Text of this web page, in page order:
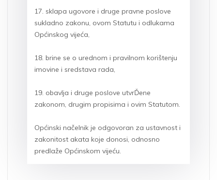
17. sklapa ugovore i druge pravne poslove
sukladno zakonu, ovom Statutu i odlukama
Općinskog vijeća,
18. brine se o urednom i pravilnom korištenju
imovine i sredstava rada,
19. obavlja i druge poslove utvrĎene
zakonom, drugim propisima i ovim Statutom.
Općinski načelnik je odgovoran za ustavnost i
zakonitost akata koje donosi, odnosno
predlaže Općinskom vijeću.